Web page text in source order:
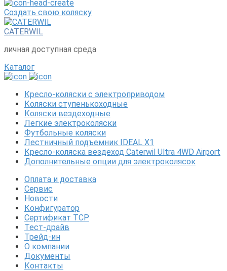
Создать свою коляску
CATERWIL
личная доступная среда
Каталог
Кресло-коляски с электроприводом
Коляски ступенькоходные
Коляски вездеходные
Легкие электроколяски
Футбольные коляски
Лестничный подъемник IDEAL X1
Кресло-коляска вездеход Caterwil Ultra 4WD Airport
Дополнительные опции для электроколясок
Оплата и доставка
Сервис
Новости
Конфигуратор
Сертификат ТСР
Тест-драйв
Трейд-ин
О компании
Документы
Контакты